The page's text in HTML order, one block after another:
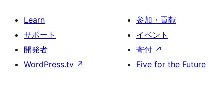
Learn
サポート
開発者
WordPress.tv ↗
参加・貢献
イベント
寄付 ↗
Five for the Future